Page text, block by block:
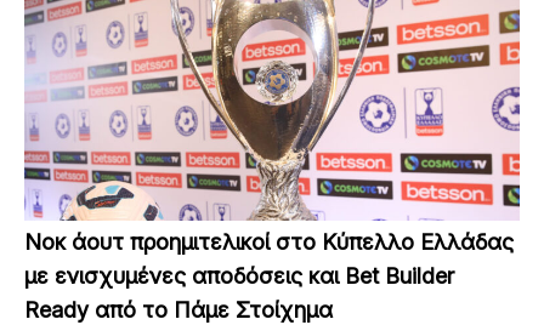
Νοκ άουτ προημιτελικοί στο Κύπελλο Ελλάδας
με ενισχυμένες αποδόσεις και Bet Builder
Ready από το Πάμε Στοίχημα